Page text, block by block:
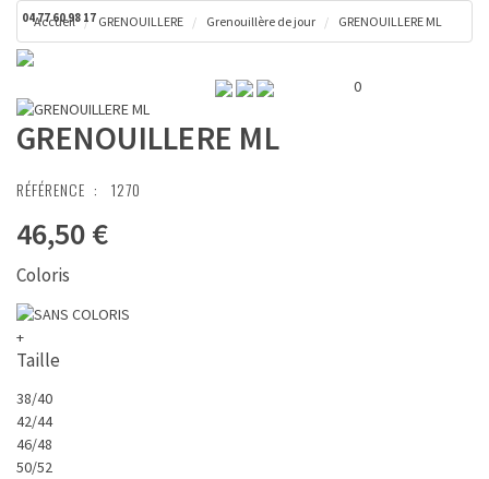
04 77 60 98 17
0
Accueil GRENOUILLERE Grenouillère de jour GRENOUILLERE ML
GRENOUILLERE ML
RÉFÉRENCE : 1270
46,50 €
Coloris
+
Taille
38/40
42/44
46/48
50/52